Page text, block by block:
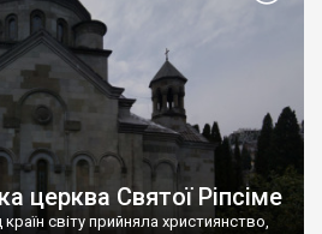
церква Святої Ріпсіме
світу прийняла християнство,